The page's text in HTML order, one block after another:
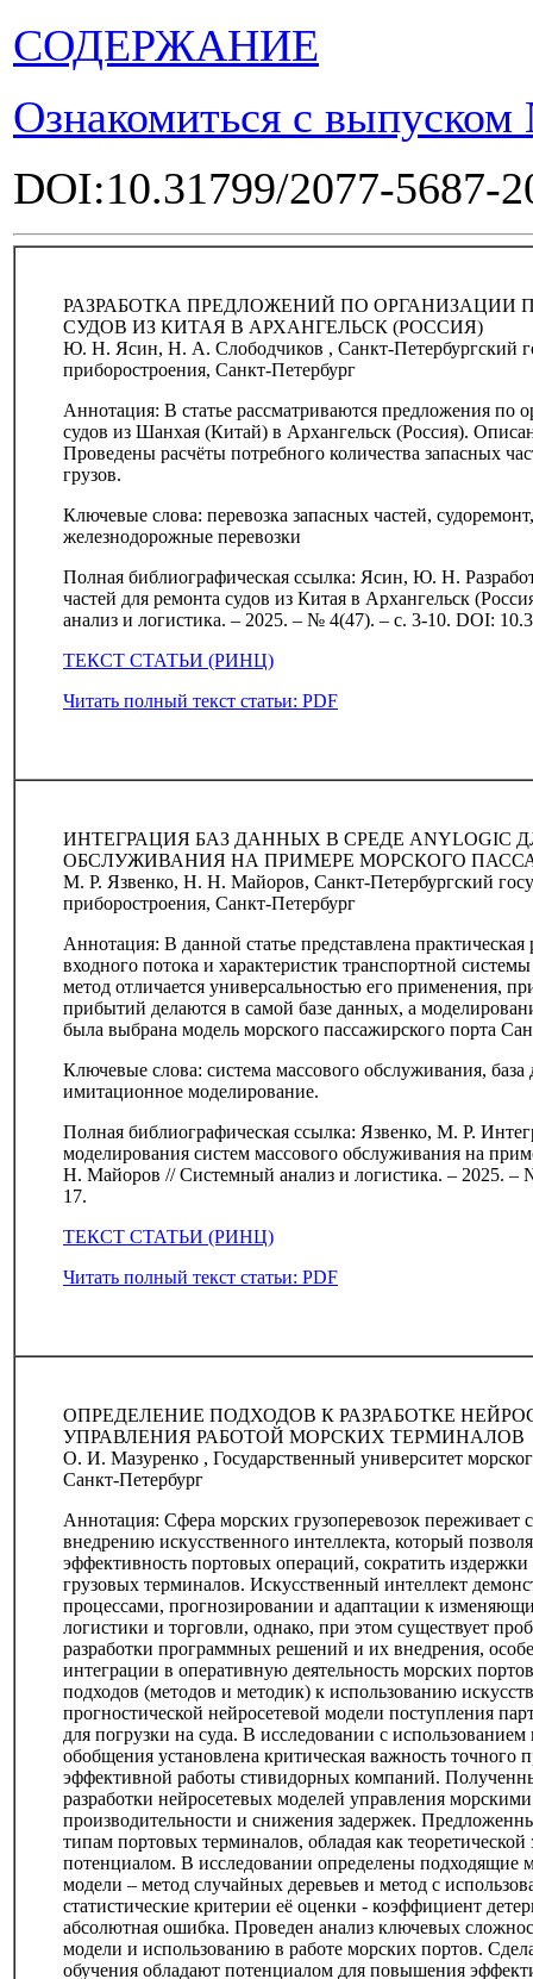
СОДЕРЖАНИЕ
Ознакомиться с
DOI:10.31799/2077-5687-
РАЗРАБОТКА ПРЕДЛОЖЕНИЙ ПО ОРГАНИЗАЦИИ
СУДОВ ИЗ КИТАЯ В АРХАНГЕЛЬСК (РОССИЯ)
Ю. Н. Ясин, Н. А. Слободчиков , Санкт-Петербургский
приборостроения, Санкт-Петербург
Аннотация: В статье рассматриваются предложения по
судов из Шанхая (Китай) в Архангельск (Россия).
Проведены расчёты потребного количества запасных
грузов.
Ключевые слова: перевозка запасных частей,
железнодорожные перевозки
Полная библиографическая ссылка: Ясин, Ю. Н.
частей для ремонта судов из Китая в Архангельск
анализ и логистика. – 2025. – № 4(47). – с. 3-10. DOI:
ТЕКСТ СТАТЬИ (РИНЦ)
Читать полный текст статьи: PDF
ИНТЕГРАЦИЯ БАЗ ДАННЫХ В СРЕДЕ
ОБСЛУЖИВАНИЯ НА ПРИМЕРЕ МОРСКОГО
М. Р. Язвенко, Н. Н. Майоров, Санкт-Петербургский
приборостроения, Санкт-Петербург
Аннотация: В данной статье представлена
входного потока и характеристик транспортной
метод отличается универсальностью его применения,
прибытий делаются в самой базе данных, а
была выбрана модель морского пассажирского порта
Ключевые слова: система массового обслуживания,
имитационное моделирование.
Полная библиографическая ссылка: Язвенко, М. Р.
моделирования систем массового обслуживания на
Н. Майоров // Системный анализ и логистика. – 2025. –
17.
ТЕКСТ СТАТЬИ (РИНЦ)
Читать полный текст статьи: PDF
ОПРЕДЕЛЕНИЕ ПОДХОДОВ К РАЗРАБОТКЕ
УПРАВЛЕНИЯ РАБОТОЙ МОРСКИХ ТЕРМИНАЛОВ
О. И. Мазуренко , Государственный университет
Санкт-Петербург
Аннотация: Сфера морских грузоперевозок переживает
внедрению искусственного интеллекта, который
эффективность портовых операций, сократить
грузовых терминалов. Искусственный интеллект
процессами, прогнозировании и адаптации к
логистики и торговли, однако, при этом существует
разработки программных решений и их внедрения,
интеграции в оперативную деятельность морских
подходов (методов и методик) к использованию
прогностической нейросетевой модели поступления
для погрузки на суда. В исследовании с
обобщения установлена критическая важность точного
эффективной работы стивидорных компаний.
разработки нейросетевых моделей управления
производительности и снижения задержек.
типам портовых терминалов, обладая как
потенциалом. В исследовании определены подходящие
модели – метод случайных деревьев и метод с
статистические критерии её оценки - коэффициент
абсолютная ошибка. Проведен анализ ключевых
модели и использованию в работе морских портов.
обучения обладают потенциалом для повышения